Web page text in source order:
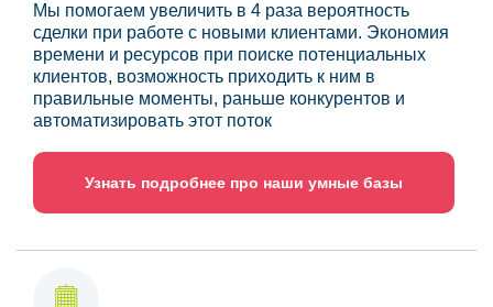
Мы помогаем увеличить в 4 раза вероятность
сделки при работе с новыми клиентами. Экономия
времени и ресурсов при поиске потенциальных
клиентов, возможность приходить к ним в
правильные моменты, раньше конкурентов и
автоматизировать этот поток
Узнать подробнее про наши умные базы